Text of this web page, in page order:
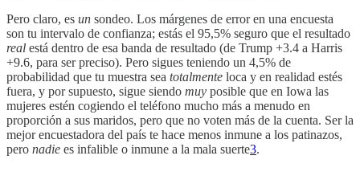
Pero claro, es un sondeo. Los márgenes de error en una encuesta
son tu intervalo de confianza; estás el 95,5% seguro que el resultado
real está dentro de esa banda de resultado (de Trump +3.4 a Harris
+9.6, para ser preciso). Pero sigues teniendo un 4,5% de
probabilidad que tu muestra sea totalmente loca y en realidad estés
fuera, y por supuesto, sigue siendo muy posible que en Iowa las
mujeres estén cogiendo el teléfono mucho más a menudo en
proporción a sus maridos, pero que no voten más de la cuenta. Ser la
mejor encuestadora del país te hace menos inmune a los patinazos,
pero nadie es infalible o inmune a la mala suerte3.